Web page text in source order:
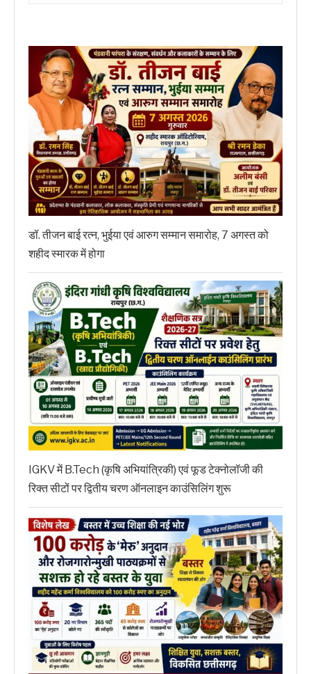
डॉ. तीजन बाई रत्न, भुईया एवं आरुग सम्मान समारोह, 7 अगस्त को
शहीद स्मारक में होगा
IGKV में B.Tech (कृषि अभियांत्रिकी) एवं फूड टेक्नोलॉजी की
रिक्त सीटों पर द्वितीय चरण ऑनलाइन काउंसिलिंग शुरू